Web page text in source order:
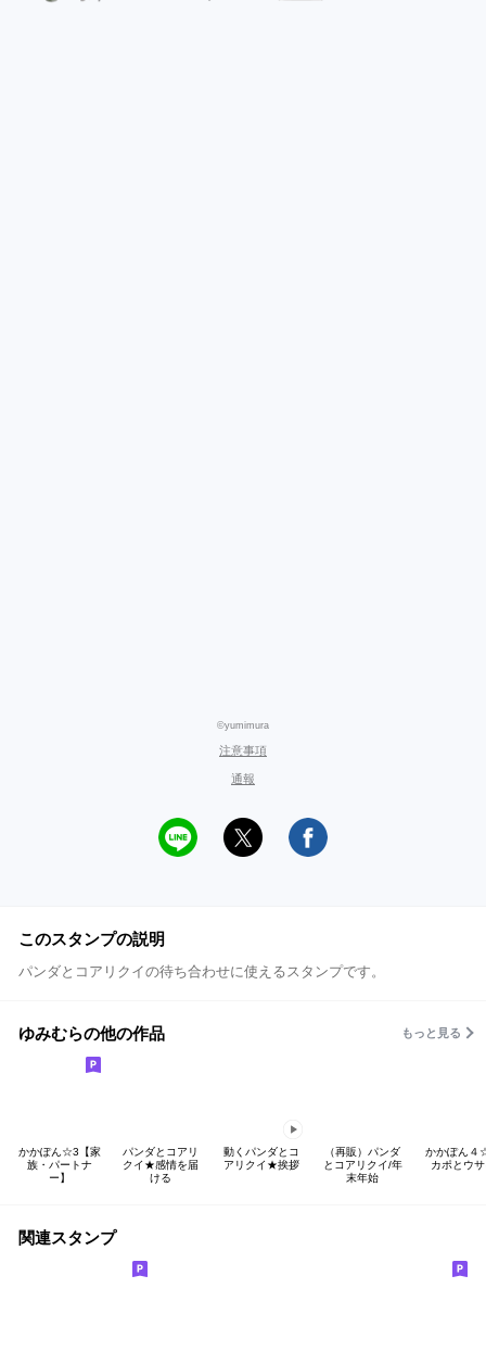
©yumimura
注意事項
通報
このスタンプの説明
パンダとコアリクイの待ち合わせに使えるスタンプです。
ゆみむらの他の作品 もっと見る
かかぽん☆3【家
族・パートナ
ー】
パンダとコアリ
クイ★感情を届
ける
動くパンダとコ
アリクイ★挨拶
（再販）パンダ
とコアリクイ/年
末年始
かかぽん４
カポとウ
関連スタンプ